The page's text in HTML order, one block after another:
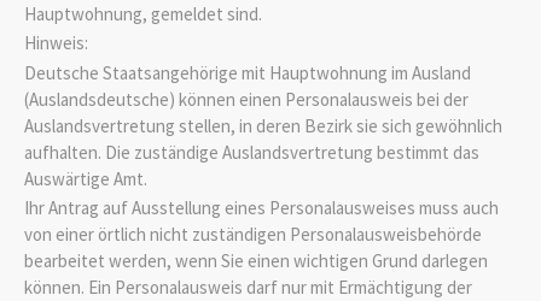
Hauptwohnung, gemeldet sind.
Hinweis:
Deutsche Staatsangehörige mit Hauptwohnung im Ausland
(Auslandsdeutsche) können einen Personalausweis bei der
Auslandsvertretung stellen, in deren Bezirk sie sich gewöhnlich
aufhalten. Die zuständige Auslandsvertretung bestimmt das
Auswärtige Amt.
Ihr Antrag auf Ausstellung eines Personalausweises muss auch
von einer örtlich nicht zuständigen Personalausweisbehörde
bearbeitet werden, wenn Sie einen wichtigen Grund darlegen
können. Ein Personalausweis darf nur mit Ermächtigung der